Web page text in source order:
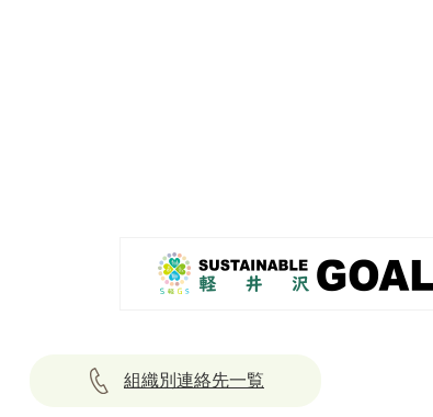
組織別連絡先一覧